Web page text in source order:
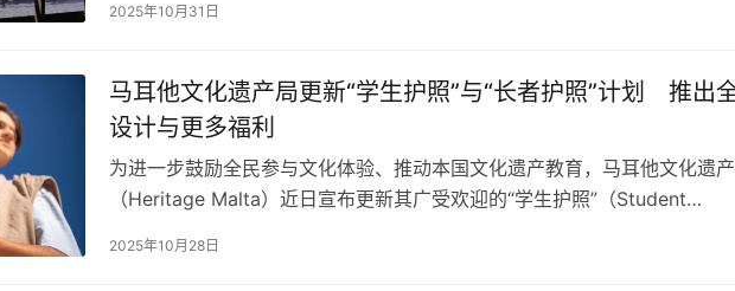
骑手与教练多依赖国外培训来提升技术与教学水平。此次认证的取得，代表
合 形成本地化教…
2025年10月31日
马耳他文化遗产局更新“学生护照”与“长者护照”计划 推出
设计与更多福利
为进一步鼓励全民参与文化体验、推动本国文化遗产教育，马耳他文化遗
（Heritage Malta）近日宣布更新其广受欢迎的“学生护照”（Student
新的外观设计，也扩充了参与景点与活动奖励机制，旨在让马耳他丰富的历
2025年10月28日